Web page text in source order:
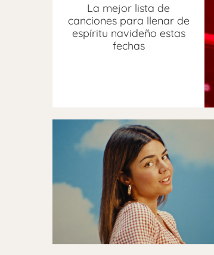
La mejor lista de
canciones para llenar de
espíritu navideño estas
fechas